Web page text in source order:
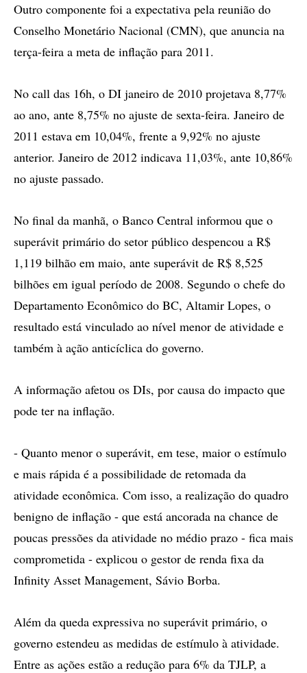
Outro componente foi a expectativa pela reunião do
Conselho Monetário Nacional (CMN), que anuncia na
terça-feira a meta de inflação para 2011.
No call das 16h, o DI janeiro de 2010 projetava 8,77%
ao ano, ante 8,75% no ajuste de sexta-feira. Janeiro de
2011 estava em 10,04%, frente a 9,92% no ajuste
anterior. Janeiro de 2012 indicava 11,03%, ante 10,86%
no ajuste passado.
No final da manhã, o Banco Central informou que o
superávit primário do setor público despencou a R$
1,119 bilhão em maio, ante superávit de R$ 8,525
bilhões em igual período de 2008. Segundo o chefe do
Departamento Econômico do BC, Altamir Lopes, o
resultado está vinculado ao nível menor de atividade e
também à ação anticíclica do governo.
A informação afetou os DIs, por causa do impacto que
pode ter na inflação.
- Quanto menor o superávit, em tese, maior o estímulo
e mais rápida é a possibilidade de retomada da
atividade econômica. Com isso, a realização do quadro
benigno de inflação - que está ancorada na chance de
poucas pressões da atividade no médio prazo - fica mais
comprometida - explicou o gestor de renda fixa da
Infinity Asset Management, Sávio Borba.
Além da queda expressiva no superávit primário, o
governo estendeu as medidas de estímulo à atividade.
Entre as ações estão a redução para 6% da TJLP, a